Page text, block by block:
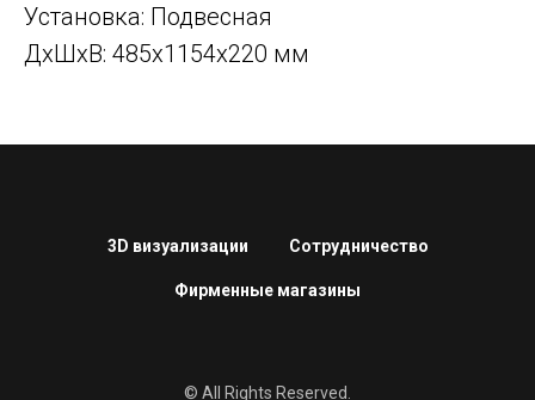
Установка: Подвесная
ДxШxВ: 485x1154x220 мм
3D визуализации Сотрудничество
Фирменные магазины
© All Rights Reserved.